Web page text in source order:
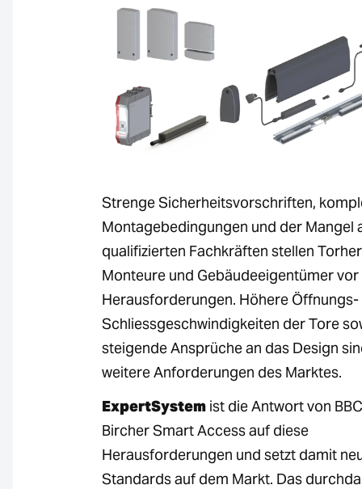
Strenge Sicherheitsvorschriften,
Montagebedingungen und der Mangel
qualifizierten Fachkräften stellen
Monteure und Gebäudeeigentümer
Herausforderungen. Höhere Öffnungs-
Schliessgeschwindigkeiten der Tore
steigende Ansprüche an das Design
weitere Anforderungen des Marktes.
ExpertSystem ist die Antwort von BBC
Bircher Smart Access auf diese
Herausforderungen und setzt damit
Standards auf dem Markt. Das